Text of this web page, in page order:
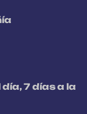
7 días a la